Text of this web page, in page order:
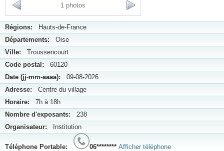
1 photos
Régions: Hauts-de-France
Départements: Oise
Ville: Troussencourt
Code postal: 60120
Date (jj-mm-aaaa): 09-08-2026
Adresse: Centre du village
Horaire: 7h à 18h
Nombre d'exposants: 238
Organisateur: Institution
Téléphone Portable: 06******** Afficher téléphone